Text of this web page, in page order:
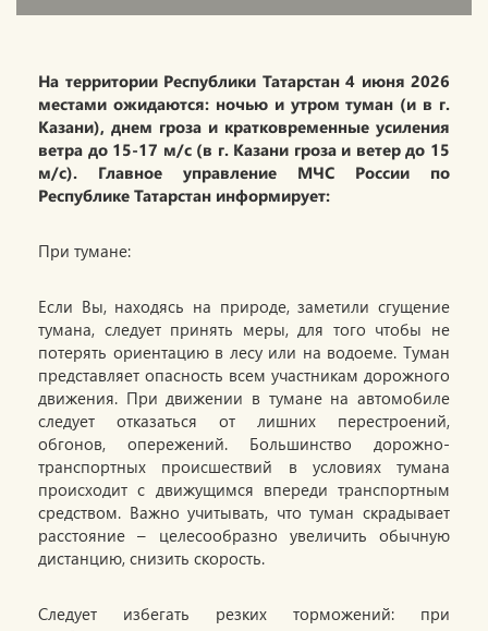
На территории Республики Татарстан 4 июня 2026
местами ожидаются: ночью и утром туман (и в г.
Казани), днем гроза и кратковременные усиления
ветра до 15-17 м/с (в г. Казани гроза и ветер до 15
м/с). Главное управление МЧС России по
Республике Татарстан информирует:
При тумане:
Если Вы, находясь на природе, заметили сгущение
тумана, следует принять меры, для того чтобы не
потерять ориентацию в лесу или на водоеме. Туман
представляет опасность всем участникам дорожного
движения. При движении в тумане на автомобиле
следует отказаться от лишних перестроений,
обгонов, опережений. Большинство дорожно-
транспортных происшествий в условиях тумана
происходит с движущимся впереди транспортным
средством. Важно учитывать, что туман скрадывает
расстояние – целесообразно увеличить обычную
дистанцию, снизить скорость.
Следует избегать резких торможений: при